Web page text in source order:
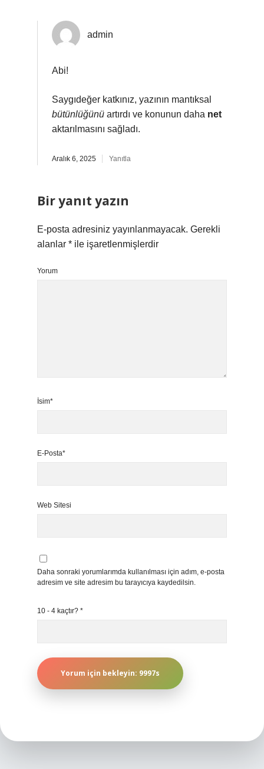
admin
Abi!
Saygıdeğer katkınız, yazının mantıksal
bütünlüğünü artırdı ve konunun daha net
aktarılmasını sağladı.
Aralık 6, 2025 Yanıtla
Bir yanıt yazın
E-posta adresiniz yayınlanmayacak. Gerekli
alanlar * ile işaretlenmişlerdir
Yorum
İsim*
E-Posta*
Web Sitesi
Daha sonraki yorumlarımda kullanılması için adım, e-posta
adresim ve site adresim bu tarayıcıya kaydedilsin.
10 - 4 kaçtır? *